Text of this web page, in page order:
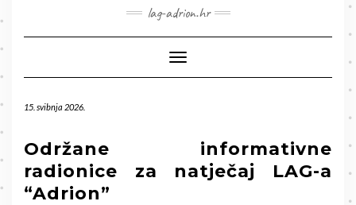
lag-adrion.hr
Toggle Navigation
15. svibnja 2026.
Održane informativne
radionice za natječaj LAG-a
“Adrion”